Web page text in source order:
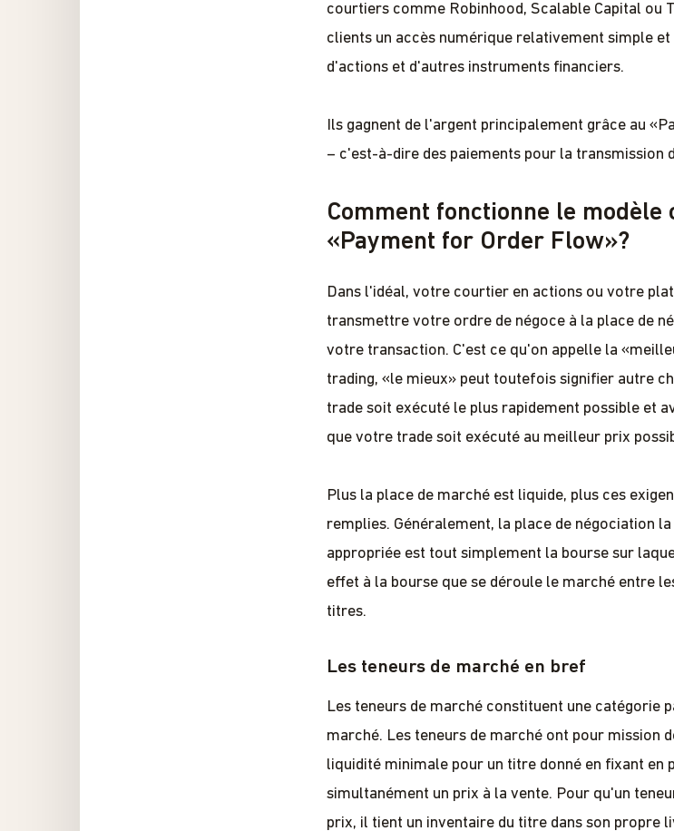
courtiers comme Robinhood, Scalable Capital ou
clients un accès numérique relativement simple
d'actions et d'autres instruments financiers.
Ils gagnent de l'argent principalement grâce au
– c'est-à-dire des paiements pour la transmission
Comment fonctionne le modèle
«Payment for Order Flow»?
Dans l'idéal, votre courtier en actions ou votre
transmettre votre ordre de négoce à la place de
votre transaction. C'est ce qu'on appelle la
trading, «le mieux» peut toutefois signifier autre
trade soit exécuté le plus rapidement possible et
que votre trade soit exécuté au meilleur prix
Plus la place de marché est liquide, plus ces
remplies. Généralement, la place de négociation
appropriée est tout simplement la bourse sur
effet à la bourse que se déroule le marché entre
titres.
Les teneurs de marché en bref
Les teneurs de marché constituent une catégorie
marché. Les teneurs de marché ont pour mission
liquidité minimale pour un titre donné en fixant en
simultanément un prix à la vente. Pour qu'un
prix, il tient un inventaire du titre dans son propre